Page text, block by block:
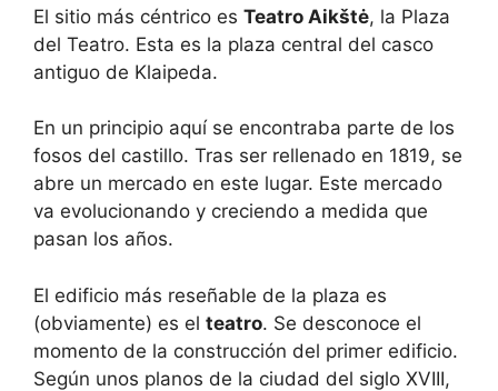
El sitio más céntrico es Teatro Aikštė, la Plaza
del Teatro. Esta es la plaza central del casco
antiguo de Klaipeda.
En un principio aquí se encontraba parte de los
fosos del castillo. Tras ser rellenado en 1819, se
abre un mercado en este lugar. Este mercado
va evolucionando y creciendo a medida que
pasan los años.
El edificio más reseñable de la plaza es
(obviamente) es el teatro. Se desconoce el
momento de la construcción del primer edificio.
Según unos planos de la ciudad del siglo XVIII,